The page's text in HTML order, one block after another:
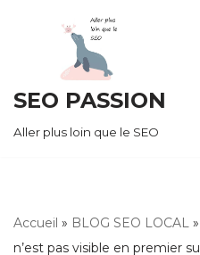
contenu
SEO PASSION
Aller plus loin que le SEO
Accueil » BLOG SEO LOCAL »
n’est pas visible en premier